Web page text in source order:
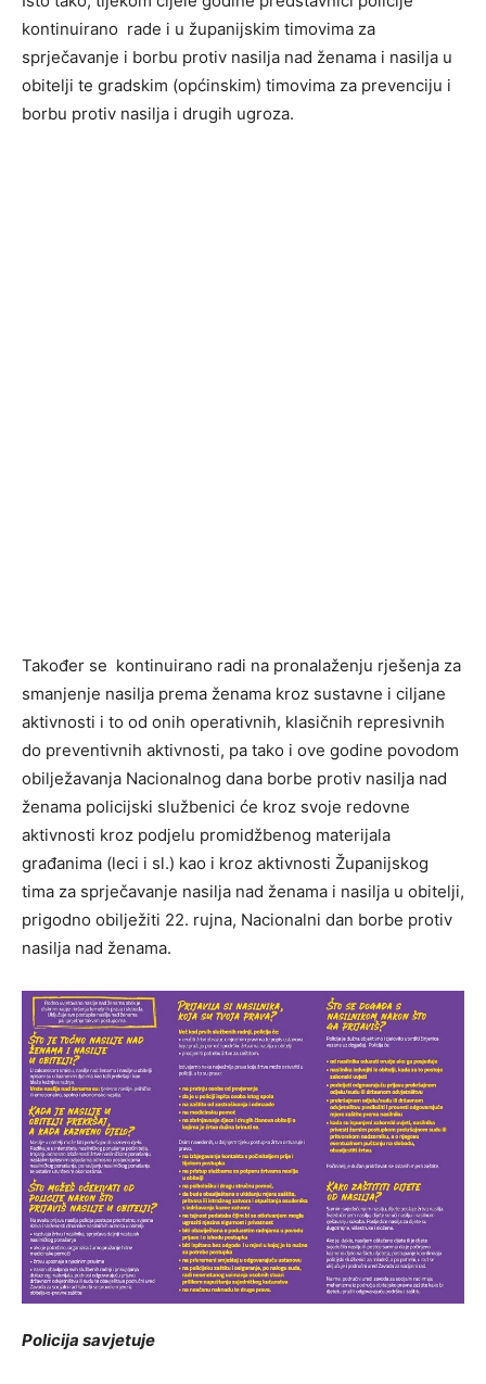
kontinuirano rade i u županijskim timovima za
sprječavanje i borbu protiv nasilja nad ženama i nasilja u
obitelji te gradskim (općinskim) timovima za prevenciju i
borbu protiv nasilja i drugih ugroza.
Također se kontinuirano radi na pronalaženju rješenja za
smanjenje nasilja prema ženama kroz sustavne i ciljane
aktivnosti i to od onih operativnih, klasičnih represivnih
do preventivnih aktivnosti, pa tako i ove godine povodom
obilježavanja Nacionalnog dana borbe protiv nasilja nad
ženama policijski službenici će kroz svoje redovne
aktivnosti kroz podjelu promidžbenog materijala
građanima (leci i sl.) kao i kroz aktivnosti Županijskog
tima za sprječavanje nasilja nad ženama i nasilja u obitelji,
prigodno obilježiti 22. rujna, Nacionalni dan borbe protiv
nasilja nad ženama.
Policija savjetuje